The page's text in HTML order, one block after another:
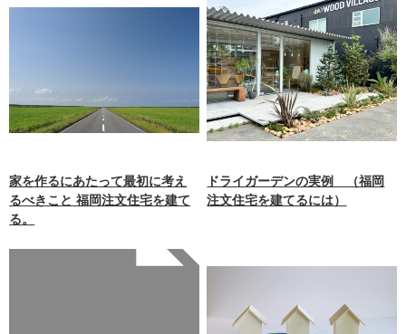
家を作るにあたって最初に考え
るべきこと 福岡注文住宅を建て
る。
ドライガーデンの実例 （福岡
注文住宅を建てるには）